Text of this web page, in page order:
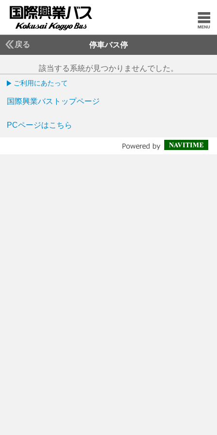
戻る 停車バス停
該当する系統が見つかりませんでした。
ご利用にあたって
国際興業バストップページ
PCページはこちら